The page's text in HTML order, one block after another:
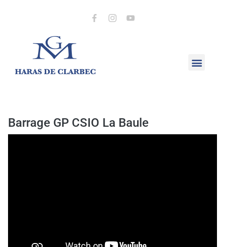
Barrage GP CSIO La Baule